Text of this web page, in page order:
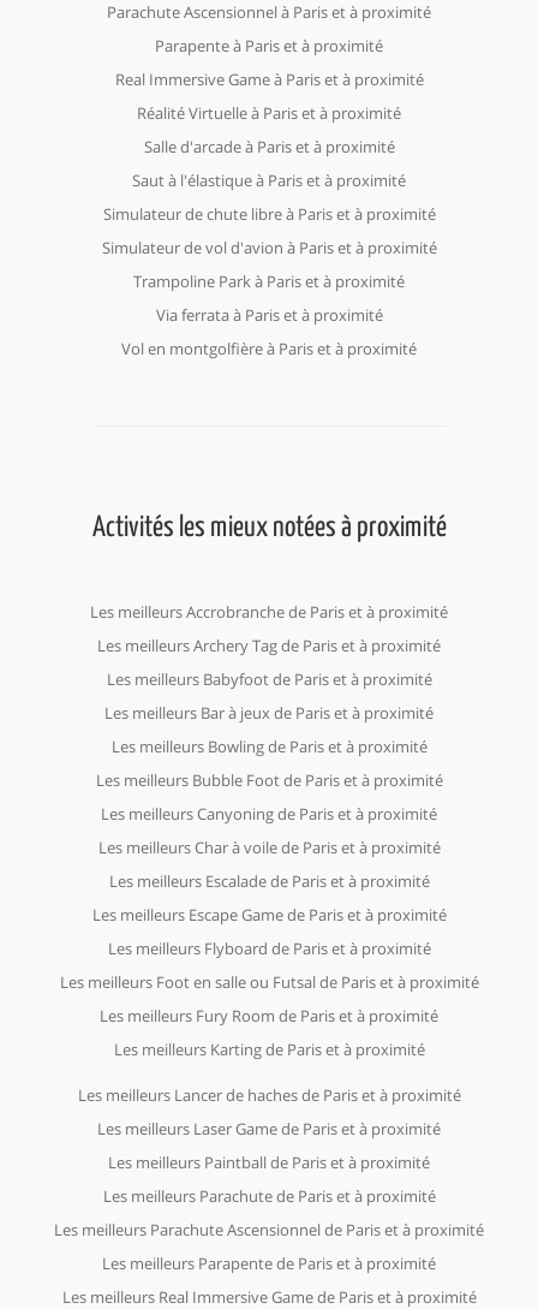
Parachute Ascensionnel à Paris et à proximité
Parapente à Paris et à proximité
Real Immersive Game à Paris et à proximité
Réalité Virtuelle à Paris et à proximité
Salle d'arcade à Paris et à proximité
Saut à l'élastique à Paris et à proximité
Simulateur de chute libre à Paris et à proximité
Simulateur de vol d'avion à Paris et à proximité
Trampoline Park à Paris et à proximité
Via ferrata à Paris et à proximité
Vol en montgolfière à Paris et à proximité
Activités les mieux notées à proximité
Les meilleurs Accrobranche de Paris et à proximité
Les meilleurs Archery Tag de Paris et à proximité
Les meilleurs Babyfoot de Paris et à proximité
Les meilleurs Bar à jeux de Paris et à proximité
Les meilleurs Bowling de Paris et à proximité
Les meilleurs Bubble Foot de Paris et à proximité
Les meilleurs Canyoning de Paris et à proximité
Les meilleurs Char à voile de Paris et à proximité
Les meilleurs Escalade de Paris et à proximité
Les meilleurs Escape Game de Paris et à proximité
Les meilleurs Flyboard de Paris et à proximité
Les meilleurs Foot en salle ou Futsal de Paris et à proximité
Les meilleurs Fury Room de Paris et à proximité
Les meilleurs Karting de Paris et à proximité
Les meilleurs Lancer de haches de Paris et à proximité
Les meilleurs Laser Game de Paris et à proximité
Les meilleurs Paintball de Paris et à proximité
Les meilleurs Parachute de Paris et à proximité
Les meilleurs Parachute Ascensionnel de Paris et à proximité
Les meilleurs Parapente de Paris et à proximité
Les meilleurs Real Immersive Game de Paris et à proximité